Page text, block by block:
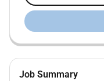
Job Summary